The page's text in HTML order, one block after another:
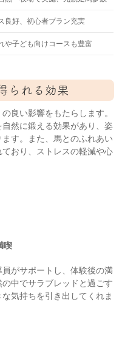
良好、初心者プラン充実
や子ども向けコースも豊富
られる効果
良い影響をもたらします。
然に鍛える効果があり、姿
す。また、馬とのふれあい
おり、ストレスの軽減や心
喫
がサポートし、体験後の満
中でサラブレッドと過ごす
気持ちを引き出してくれま